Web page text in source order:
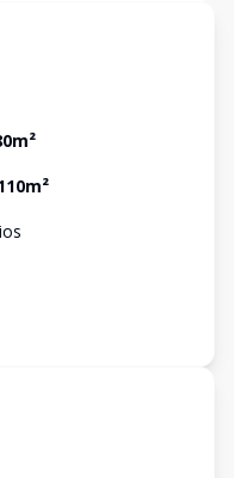
m²
m²
s